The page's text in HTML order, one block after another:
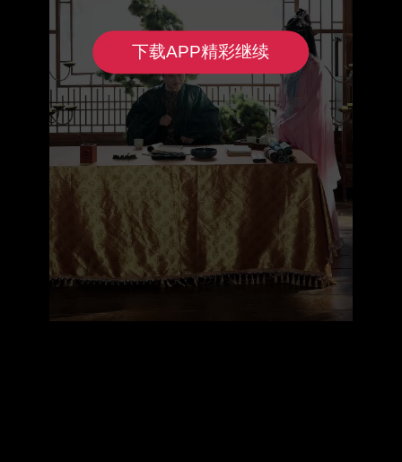
下载APP精彩继续